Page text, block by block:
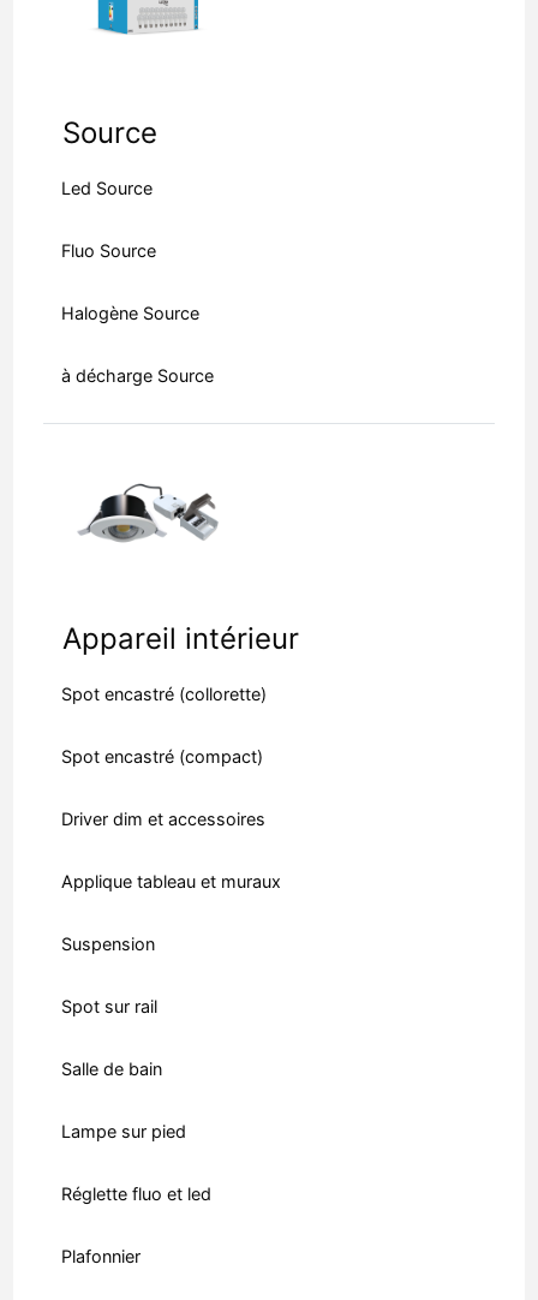
Source
Led Source
Fluo Source
Halogène Source
à décharge Source
Appareil intérieur
Spot encastré (collorette)
Spot encastré (compact)
Driver dim et accessoires
Applique tableau et muraux
Suspension
Spot sur rail
Salle de bain
Lampe sur pied
Réglette fluo et led
Plafonnier